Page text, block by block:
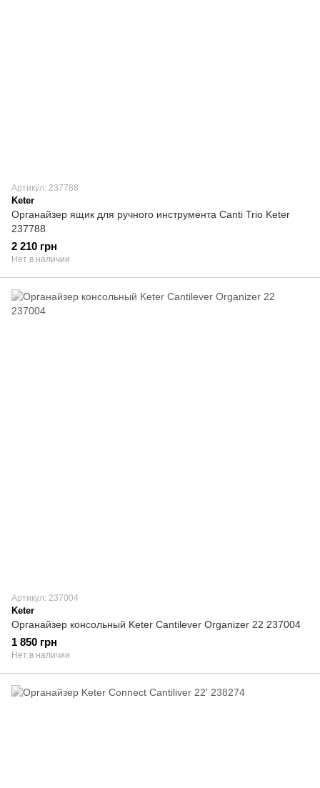
Артикул: 237788
Keter
Органайзер ящик для ручного инструмента Canti Trio Keter
237788
2 210 грн
Нет в наличии
Артикул: 237004
Keter
Органайзер консольный Keter Cantilever Organizer 22 237004
1 850 грн
Нет в наличии